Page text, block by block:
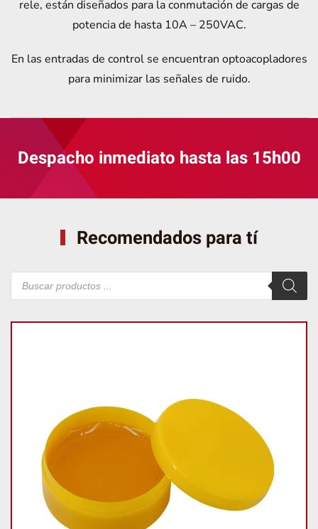
rele, están diseñados para la conmutación de cargas de
potencia de hasta 10A – 250VAC.
En las entradas de control se encuentran optoacopladores
para minimizar las señales de ruido.
Despacho inmediato hasta las 15h00
Recomendados para tí
Búsqueda
de
productos